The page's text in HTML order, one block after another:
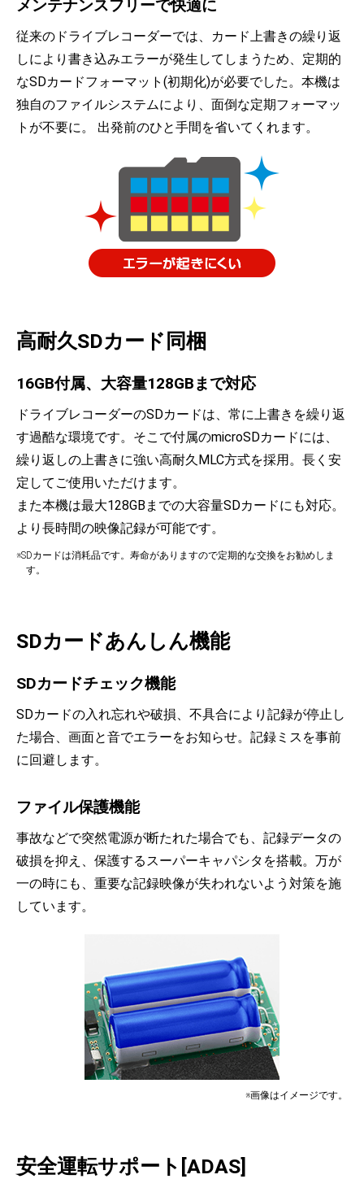
メンテナンスフリーで快適に
従来のドライブレコーダーでは、カード上書きの繰り返
しにより書き込みエラーが発生してしまうため、定期的
なSDカードフォーマット(初期化)が必要でした。本機は
独自のファイルシステムにより、面倒な定期フォーマッ
トが不要に。 出発前のひと手間を省いてくれます。
高耐久SDカード同梱
16GB付属、大容量128GBまで対応
ドライブレコーダーのSDカードは、常に上書きを繰り返
す過酷な環境です。そこで付属のmicroSDカードには、
繰り返しの上書きに強い高耐久MLC方式を採用。長く安
定してご使用いただけます。
また本機は最大128GBまでの大容量SDカードにも対応。
より長時間の映像記録が可能です。
※SDカードは消耗品です。寿命がありますので定期的な交換をお勧めしま
す。
SDカードあんしん機能
SDカードチェック機能
SDカードの入れ忘れや破損、不具合により記録が停止し
た場合、画面と音でエラーをお知らせ。記録ミスを事前
に回避します。
ファイル保護機能
事故などで突然電源が断たれた場合でも、記録データの
破損を抑え、保護するスーパーキャパシタを搭載。万が
一の時にも、重要な記録映像が失われないよう対策を施
しています。
※画像はイメージです。
安全運転サポート[ADAS]